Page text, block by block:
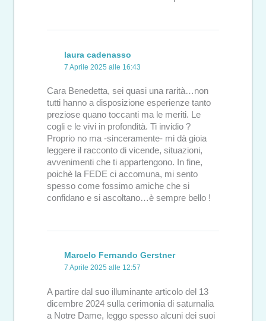
laura cadenasso
7 Aprile 2025 alle 16:43
Cara Benedetta, sei quasi una rarità…non
tutti hanno a disposizione esperienze tanto
preziose quano toccanti ma le meriti. Le
cogli e le vivi in profondità. Ti invidio ?
Proprio no ma -sinceramente- mi dà gioia
leggere il racconto di vicende, situazioni,
avvenimenti che ti appartengono. In fine,
poichè la FEDE ci accomuna, mi sento
spesso come fossimo amiche che si
confidano e si ascoltano…è sempre bello !
Marcelo Fernando Gerstner
7 Aprile 2025 alle 12:57
A partire dal suo illuminante articolo del 13
dicembre 2024 sulla cerimonia di saturnalia
a Notre Dame, leggo spesso alcuni dei suoi